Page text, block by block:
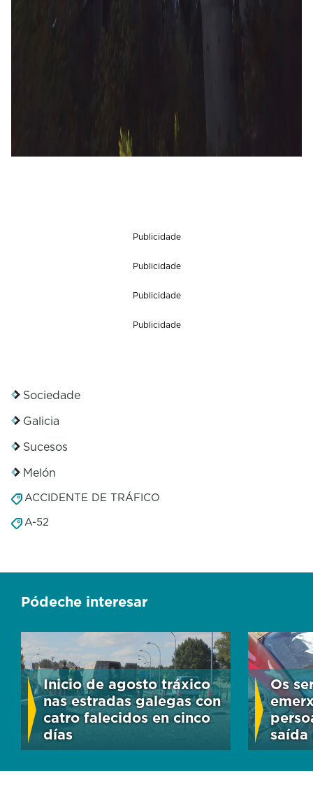
Publicidade
Publicidade
Publicidade
Publicidade
Sociedade
Galicia
Sucesos
Melón
ACCIDENTE DE TRÁFICO
A-52
Pódeche interesar
Inicio de agosto tráxico
nas estradas galegas con
catro falecidos en cinco
días
Os
saída